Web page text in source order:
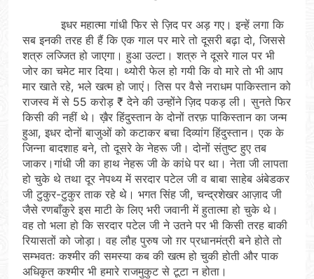
इधर महात्मा गांधी फिर से ज़िद पर अड़ गए। इन्हें लगा कि
सब इनकी तरह ही हैं कि एक गाल पर मारे तो दूसरी बढ़ा दो, जिससे
शत्रु लज्जित हो जाएगा। हुआ उल्टा। शत्रु ने दूसरे गाल पर भी
जोर का चमेट मार दिया। थ्योरी फेल हो गयी कि वो मारे तो भी आप
मार खाते रहे, भले खत्म हो जाएं। तिस पर वैसे नराधम पाकिस्तान को
राजस्व में से 55 करोड़ ₹ देने की उन्होंने ज़िद पकड़ ली। सुनते फिर
किसी की नहीं थे। ख़ैर हिंदुस्तान के दोनों तरफ़ पाकिस्तान का जन्म
हुआ, इधर दोनों बाजुओं को कटाकर बचा दिव्यांग हिंदुस्तान। एक के
जिन्ना बादशाह बने, तो दूसरे के नेहरू जी। दोनों संतुष्ट हुए तब
जाकर।गांधी जी का हाथ नेहरू जी के कांधे पर था। नेता जी लापता
हो चुके थे तथा दूर नेपथ्य में सरदार पटेल जी व बाबा साहेब अंबेडकर
जी टुकुर-टुकुर ताक रहे थे। भगत सिंह जी, चन्द्रशेखर आज़ाद जी
जैसे रणबाँकुरे इस माटी के लिए भरी जवानी में हुतात्मा हो चुके थे।
वह तो भला हो कि सरदार पटेल जी ने उतने पर भी किसी तरह बाकी
रियासतों को जोड़ा। वह लौह पुरुष जो ग़र प्रधानमंत्री बने होते तो
सम्भवतः कश्मीर की समस्या कब की खत्म हो चुकी होती और पाक
अधिकृत कश्मीर भी हमारे राजमुकुट से टूटा न होता।